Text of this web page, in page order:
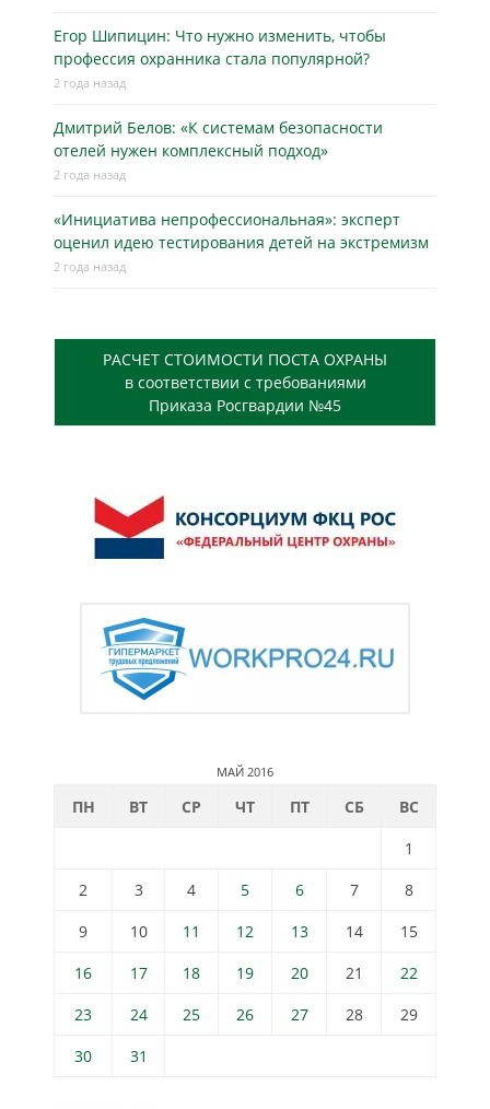
Егор Шипицин: Что нужно изменить, чтобы
профессия охранника стала популярной?
2 года назад
Дмитрий Белов: «К системам безопасности
отелей нужен комплексный подход»
2 года назад
«Инициатива непрофессиональная»: эксперт
оценил идею тестирования детей на экстремизм
2 года назад
РАСЧЕТ СТОИМОСТИ ПОСТА ОХРАНЫ
в соответствии с требованиями
Приказа Росгвардии №45
МАЙ 2016
ПН ВТ СР ЧТ ПТ СБ
ВС
1
2
3 4 5 6 7
8
9
10 11 12 13 14
15
16
17 18 19 20 21
22
23
24 25 26 27 28
29
30
31